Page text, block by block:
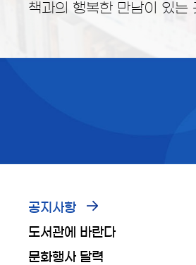
책과의 행복한 만남이 있는
공지사항
도서관에 바란다
문화행사 달력